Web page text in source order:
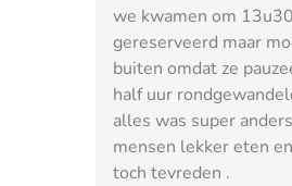
we kwamen om
gereserveerd maar
buiten omdat ze
half uur
alles was super
mensen lekker eten
toch tevreden .